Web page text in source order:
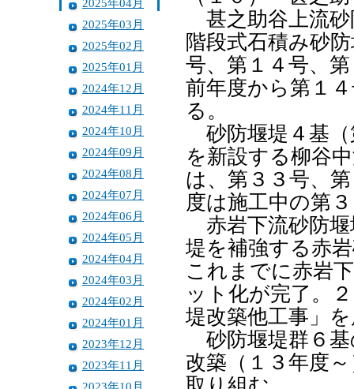
2025年04月
2025年03月
2025年02月
2025年01月
2024年12月
2024年11月
2024年10月
2024年09月
2024年08月
2024年07月
2024年06月
2024年05月
2024年04月
2024年03月
2024年02月
2024年01月
2023年12月
2023年11月
2023年10月
甚之助谷上流砂
階段式石積み砂
号、第１４号、
前年度から第１
る。
砂防堰堤４基（
を新設する柳谷
は、第３３号、
度は施工中の第
赤岩下流砂防堰
堤を補強する赤
これまでに赤岩
ット化が完了。
堤改築他工事」
砂防堰堤群６基
改築（１３年度